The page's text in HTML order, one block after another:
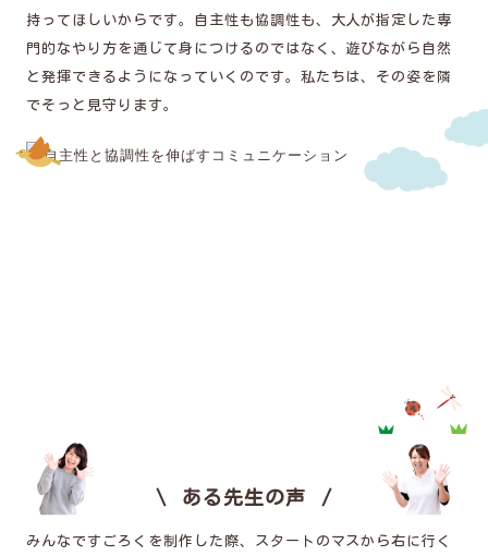
持ってほしいからです。自主性も協調性も、大人が指定した専
門的なやり方を通じて身につけるのではなく、遊びながら自然
と発揮できるようになっていくのです。私たちは、その姿を隣
でそっと見守ります。
ある先生の声
みんなですごろくを制作した際、スタートのマスから右に行く